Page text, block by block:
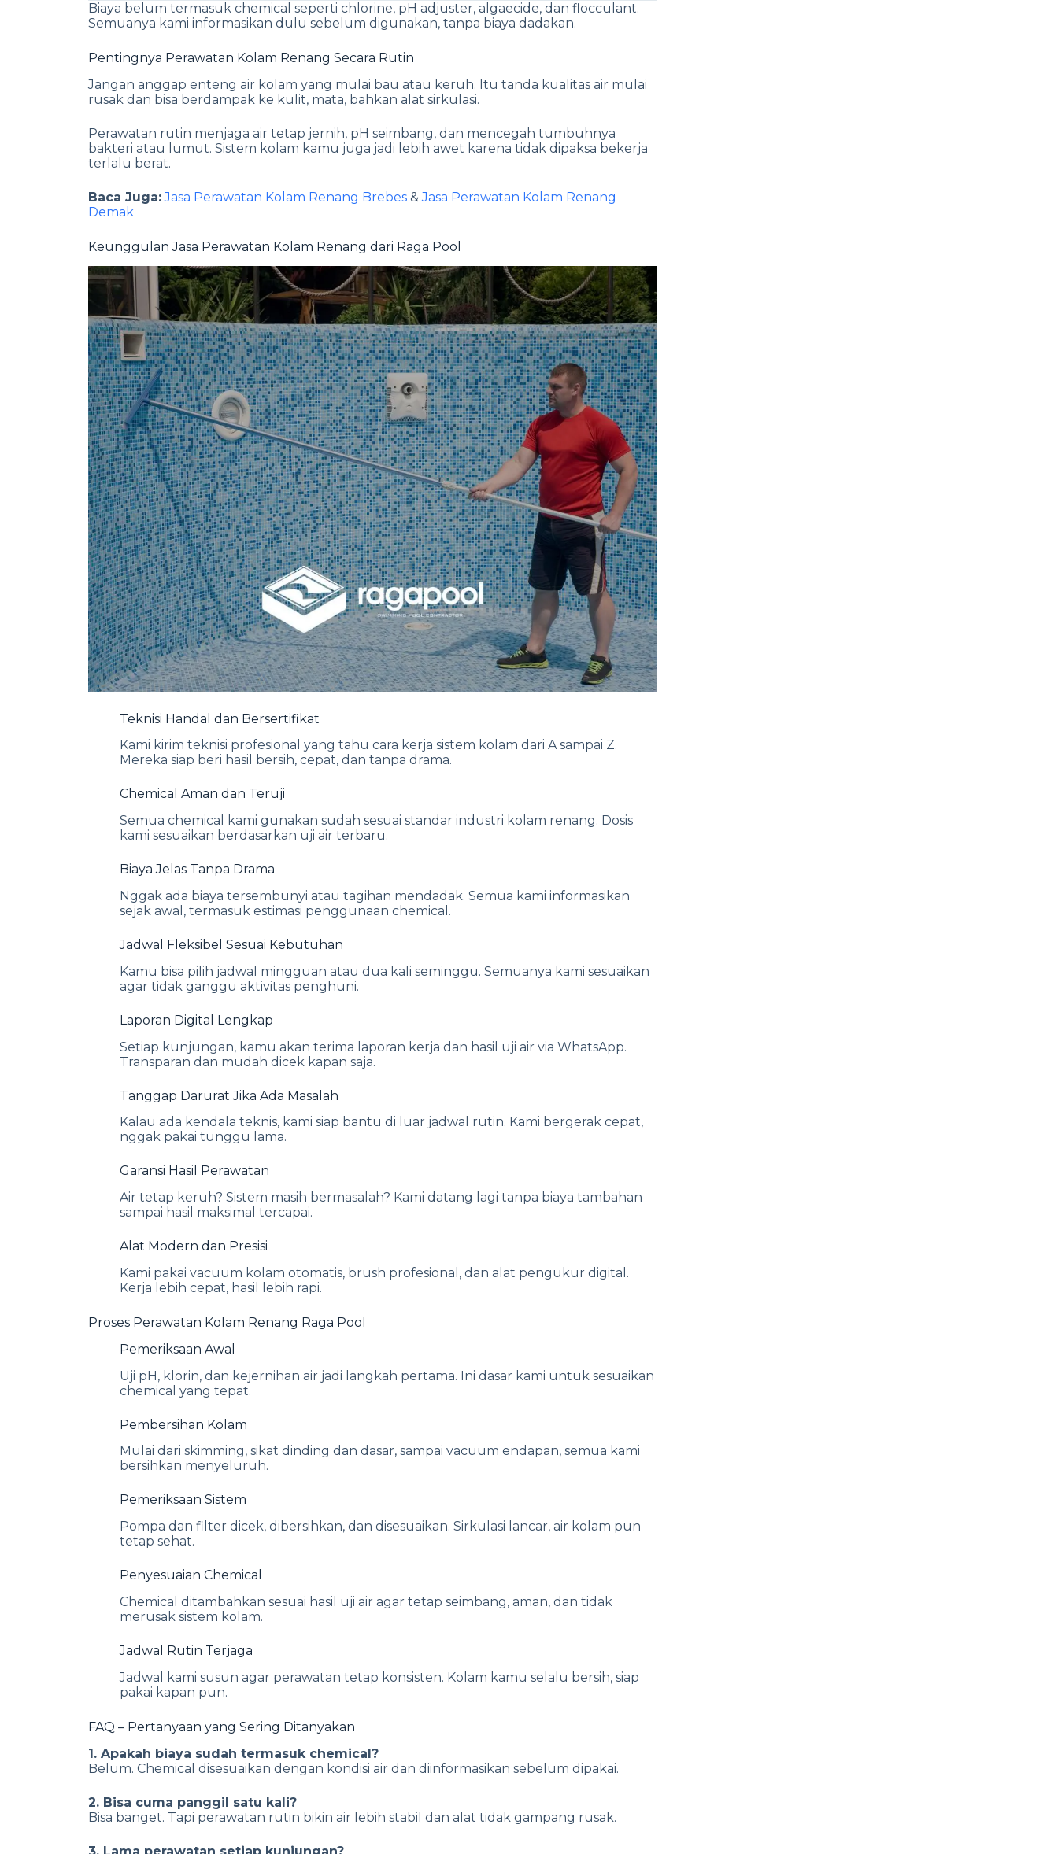
Biaya belum termasuk chemical seperti chlorine, pH adjuster, algaecide, dan flocculant.
Semuanya kami informasikan dulu sebelum digunakan, tanpa biaya dadakan.
Pentingnya Perawatan Kolam Renang Secara Rutin
Jangan anggap enteng air kolam yang mulai bau atau keruh. Itu tanda kualitas air mulai
rusak dan bisa berdampak ke kulit, mata, bahkan alat sirkulasi.
Perawatan rutin menjaga air tetap jernih, pH seimbang, dan mencegah tumbuhnya
bakteri atau lumut. Sistem kolam kamu juga jadi lebih awet karena tidak dipaksa bekerja
terlalu berat.
Baca Juga: Jasa Perawatan Kolam Renang Brebes &Jasa Perawatan Kolam Renang
Demak
Keunggulan Jasa Perawatan Kolam Renang dari Raga Pool
Teknisi Handal dan Bersertifikat
Kami kirim teknisi profesional yang tahu cara kerja sistem kolam dari A sampai Z.
Mereka siap beri hasil bersih, cepat, dan tanpa drama.
Chemical Aman dan Teruji
Semua chemical kami gunakan sudah sesuai standar industri kolam renang. Dosis
kami sesuaikan berdasarkan uji air terbaru.
Biaya Jelas Tanpa Drama
Nggak ada biaya tersembunyi atau tagihan mendadak. Semua kami informasikan
sejak awal, termasuk estimasi penggunaan chemical.
Jadwal Fleksibel Sesuai Kebutuhan
Kamu bisa pilih jadwal mingguan atau dua kali seminggu. Semuanya kami sesuaikan
agar tidak ganggu aktivitas penghuni.
Laporan Digital Lengkap
Setiap kunjungan, kamu akan terima laporan kerja dan hasil uji air via WhatsApp.
Transparan dan mudah dicek kapan saja.
Tanggap Darurat Jika Ada Masalah
Kalau ada kendala teknis, kami siap bantu di luar jadwal rutin. Kami bergerak cepat,
nggak pakai tunggu lama.
Garansi Hasil Perawatan
Air tetap keruh? Sistem masih bermasalah? Kami datang lagi tanpa biaya tambahan
sampai hasil maksimal tercapai.
Alat Modern dan Presisi
Kami pakai vacuum kolam otomatis, brush profesional, dan alat pengukur digital.
Kerja lebih cepat, hasil lebih rapi.
Proses Perawatan Kolam Renang Raga Pool
Pemeriksaan Awal
Uji pH, klorin, dan kejernihan air jadi langkah pertama. Ini dasar kami untuk sesuaikan
chemical yang tepat.
Pembersihan Kolam
Mulai dari skimming, sikat dinding dan dasar, sampai vacuum endapan, semua kami
bersihkan menyeluruh.
Pemeriksaan Sistem
Pompa dan filter dicek, dibersihkan, dan disesuaikan. Sirkulasi lancar, air kolam pun
tetap sehat.
Penyesuaian Chemical
Chemical ditambahkan sesuai hasil uji air agar tetap seimbang, aman, dan tidak
merusak sistem kolam.
Jadwal Rutin Terjaga
Jadwal kami susun agar perawatan tetap konsisten. Kolam kamu selalu bersih, siap
pakai kapan pun.
FAQ – Pertanyaan yang Sering Ditanyakan
1. Apakah biaya sudah termasuk chemical?
Belum. Chemical disesuaikan dengan kondisi air dan diinformasikan sebelum dipakai.
2. Bisa cuma panggil satu kali?
Bisa banget. Tapi perawatan rutin bikin air lebih stabil dan alat tidak gampang rusak.
3. Lama perawatan setiap kunjungan?